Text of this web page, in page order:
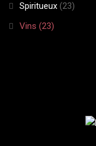
Spiritueux (23)
Vins (23)